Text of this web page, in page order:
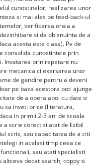
cunostinelor, realizarea unor
si mai ales pe feed-back-ul
verificarea orala a
si da obisnuinta de a
acesta este clasa). Pe de
consolida cunostintele prin
Invatarea prin repetare nu
mecanica ci exersarea unor
de gandire pentru a deveni
pe baza acestora poti ajunge
de a opera apoi cu date si
sa inveti orice (literatura,
in primii 2-3 ani de scoala
a scrie corect si atat de lizibil
scris, sau capacitatea de a citi
in acelasi timp ceea ce
sau atati specialisti
decat search, coppy si